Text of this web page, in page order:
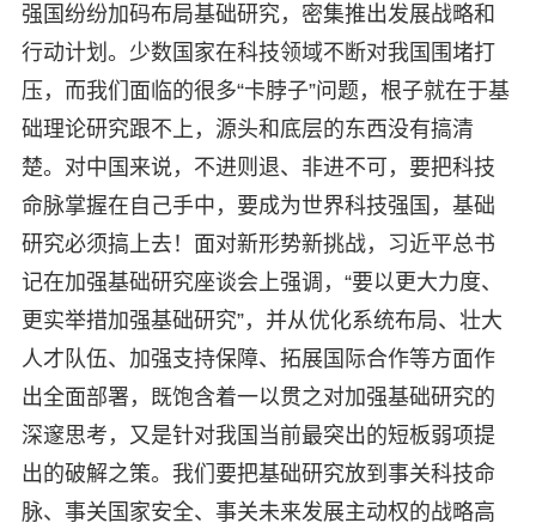
强国纷纷加码布局基础研究，密集推出发展战略和
行动计划。少数国家在科技领域不断对我国围堵打
压，而我们面临的很多“卡脖子”问题，根子就在于基
础理论研究跟不上，源头和底层的东西没有搞清
楚。对中国来说，不进则退、非进不可，要把科技
命脉掌握在自己手中，要成为世界科技强国，基础
研究必须搞上去！面对新形势新挑战，习近平总书
记在加强基础研究座谈会上强调，“要以更大力度、
更实举措加强基础研究”，并从优化系统布局、壮大
人才队伍、加强支持保障、拓展国际合作等方面作
出全面部署，既饱含着一以贯之对加强基础研究的
深邃思考，又是针对我国当前最突出的短板弱项提
出的破解之策。我们要把基础研究放到事关科技命
脉、事关国家安全、事关未来发展主动权的战略高